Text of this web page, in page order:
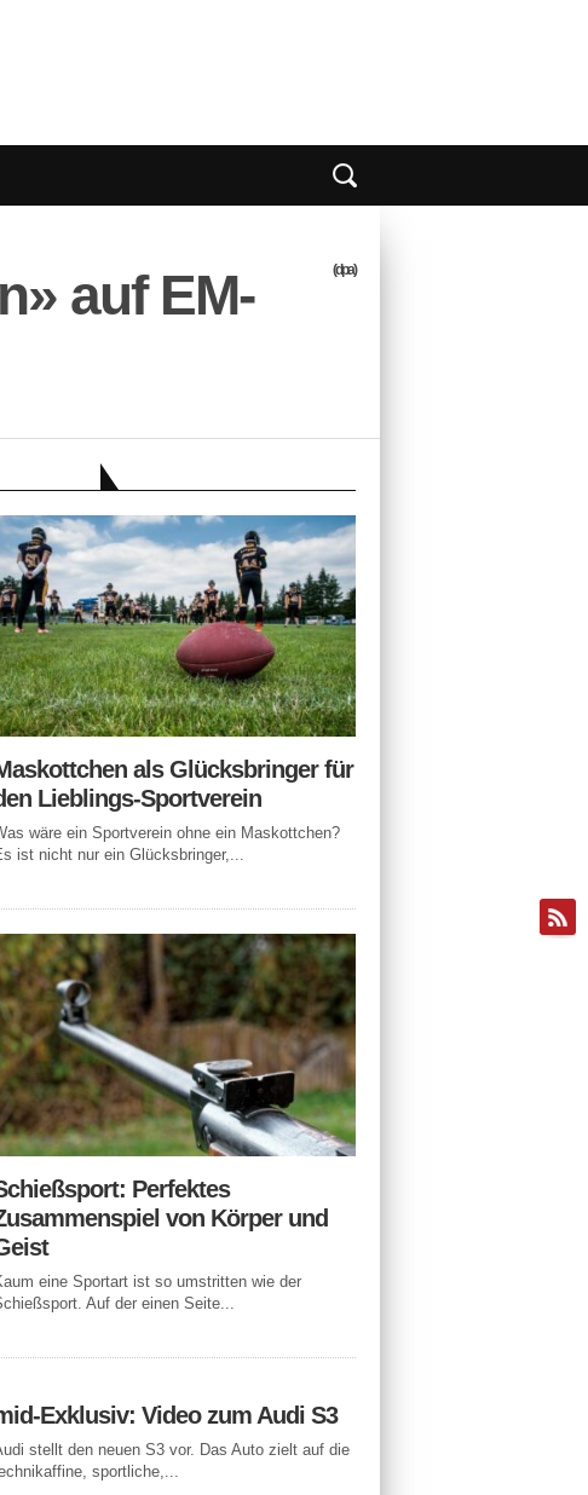
auf EM-
(dpa)
als Glücksbringer für
Lieblings-Sportverein
wäre ein Sportverein ohne ein Maskottchen?
ist nicht nur ein Glücksbringer,...
Perfektes
von Körper und
eine Sportart ist so umstritten wie der
Auf der einen Seite...
Exklusiv: Video zum Audi S3
stellt den neuen S3 vor. Das Auto zielt auf die
sportliche,...